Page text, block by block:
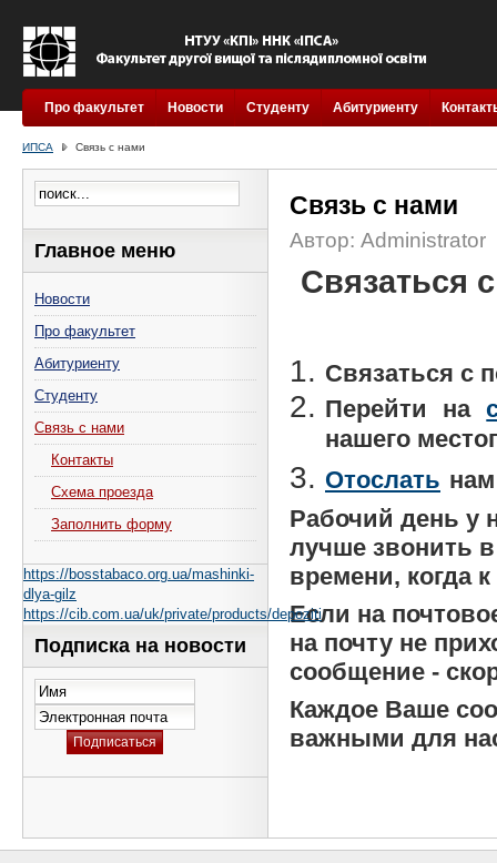
Про факультет Новости Студенту Абитуриенту
ИПСА Связь с нами
Связь с нами
Автор: Administrator
Связаться
Связаться с
Перейти на
нашего
Отослать
Рабочий день у
лучше звонить в
времени, когда
Если на
на почту не
сообщение -
Каждое Ваше
важными для
Главное меню
Новости
Про факультет
Абитуриенту
Студенту
Связь с нами
Контакты
Схема проезда
Заполнить форму
https://bosstabaco.org.ua/mashinki-
dlya-gilz
https://cib.com.ua/uk/private/products/depoziti
Подписка на новости